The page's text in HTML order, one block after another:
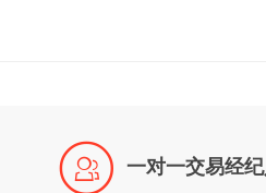
 一对一交易经